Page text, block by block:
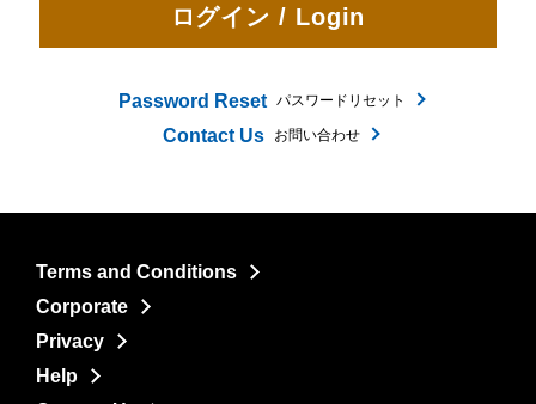
Password Reset パスワードリセット
Contact Us お問い合わせ
Terms and Conditions
Corporate
Privacy
Help